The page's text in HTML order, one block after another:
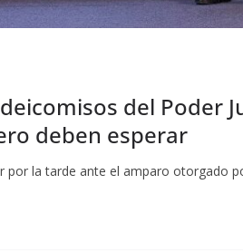
del Poder
deben esperar
por la tarde ante el amparo otorgado